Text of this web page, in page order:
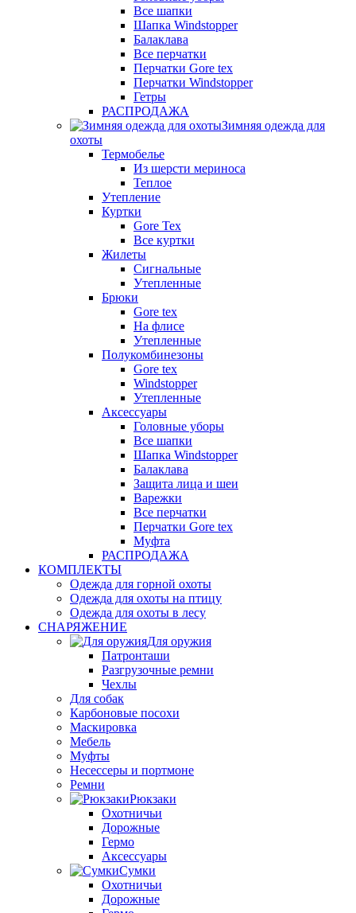
Все шапки
Шапка Windstopper
Балаклава
Все перчатки
Перчатки Gore tex
Перчатки Windstopper
Гетры
РАСПРОДАЖА
Зимняя одежда для
охоты
Термобелье
Из шерсти мериноса
Теплое
Утепление
Куртки
Gore Tex
Все куртки
Жилеты
Сигнальные
Утепленные
Брюки
Gore tex
На флисе
Утепленные
Полукомбинезоны
Gore tex
Windstopper
Утепленные
Аксессуары
Головные уборы
Все шапки
Шапка Windstopper
Балаклава
Защита лица и шеи
Варежки
Все перчатки
Перчатки Gore tex
Муфта
РАСПРОДАЖА
КОМПЛЕКТЫ
Одежда для горной охоты
Одежда для охоты на птицу
Одежда для охоты в лесу
СНАРЯЖЕНИЕ
Для оружия
Патронташи
Разгрузочные ремни
Чехлы
Для собак
Карбоновые посохи
Маскировка
Мебель
Муфты
Несессеры и портмоне
Ремни
Рюкзаки
Охотничьи
Дорожные
Гермо
Аксессуары
Сумки
Охотничьи
Дорожные